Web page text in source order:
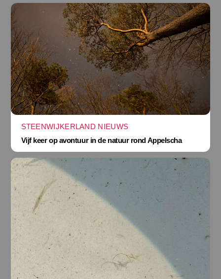
STEENWIJKERLAND NIEUWS
Vijf keer op avontuur in de natuur rond Appelscha